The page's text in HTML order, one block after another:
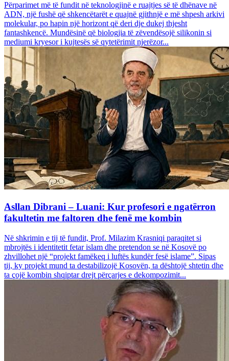
Përparimet më të fundit në teknologjinë e ruajtjes së të dhënave në
ADN, një fushë që shkencëtarët e quajnë gjithnjë e më shpesh arkivi
molekular, po hapin një horizont që deri dje dukej thjesht
fantashkencë. Mundësinë që biologjia të zëvendësojë silikonin si
mediumi kryesor i kujtesës së qytetërimit njerëzor...
Asllan Dibrani – Luani: Kur profesori e ngatërron
fakultetin me faltoren dhe fenë me kombin
Në shkrimin e tij të fundit, Prof. Milazim Krasniqi paraqitet si
mbrojtës i identitetit fetar islam dhe pretendon se në Kosovë po
zhvillohet një “projekt famëkeq i luftës kundër fesë islame”. Sipas
tij, ky projekt mund ta destabilizojë Kosovën, ta dështojë shtetin dhe
ta çojë kombin shqiptar drejt përçarjes e dekompozimit...